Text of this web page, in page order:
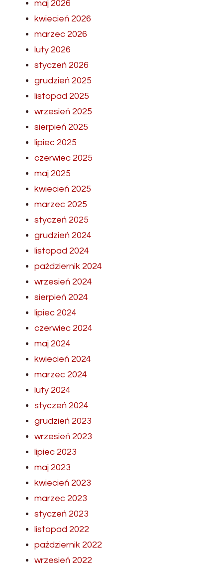
maj 2026
kwiecień 2026
marzec 2026
luty 2026
styczeń 2026
grudzień 2025
listopad 2025
wrzesień 2025
sierpień 2025
lipiec 2025
czerwiec 2025
maj 2025
kwiecień 2025
marzec 2025
styczeń 2025
grudzień 2024
listopad 2024
październik 2024
wrzesień 2024
sierpień 2024
lipiec 2024
czerwiec 2024
maj 2024
kwiecień 2024
marzec 2024
luty 2024
styczeń 2024
grudzień 2023
wrzesień 2023
lipiec 2023
maj 2023
kwiecień 2023
marzec 2023
styczeń 2023
listopad 2022
październik 2022
wrzesień 2022